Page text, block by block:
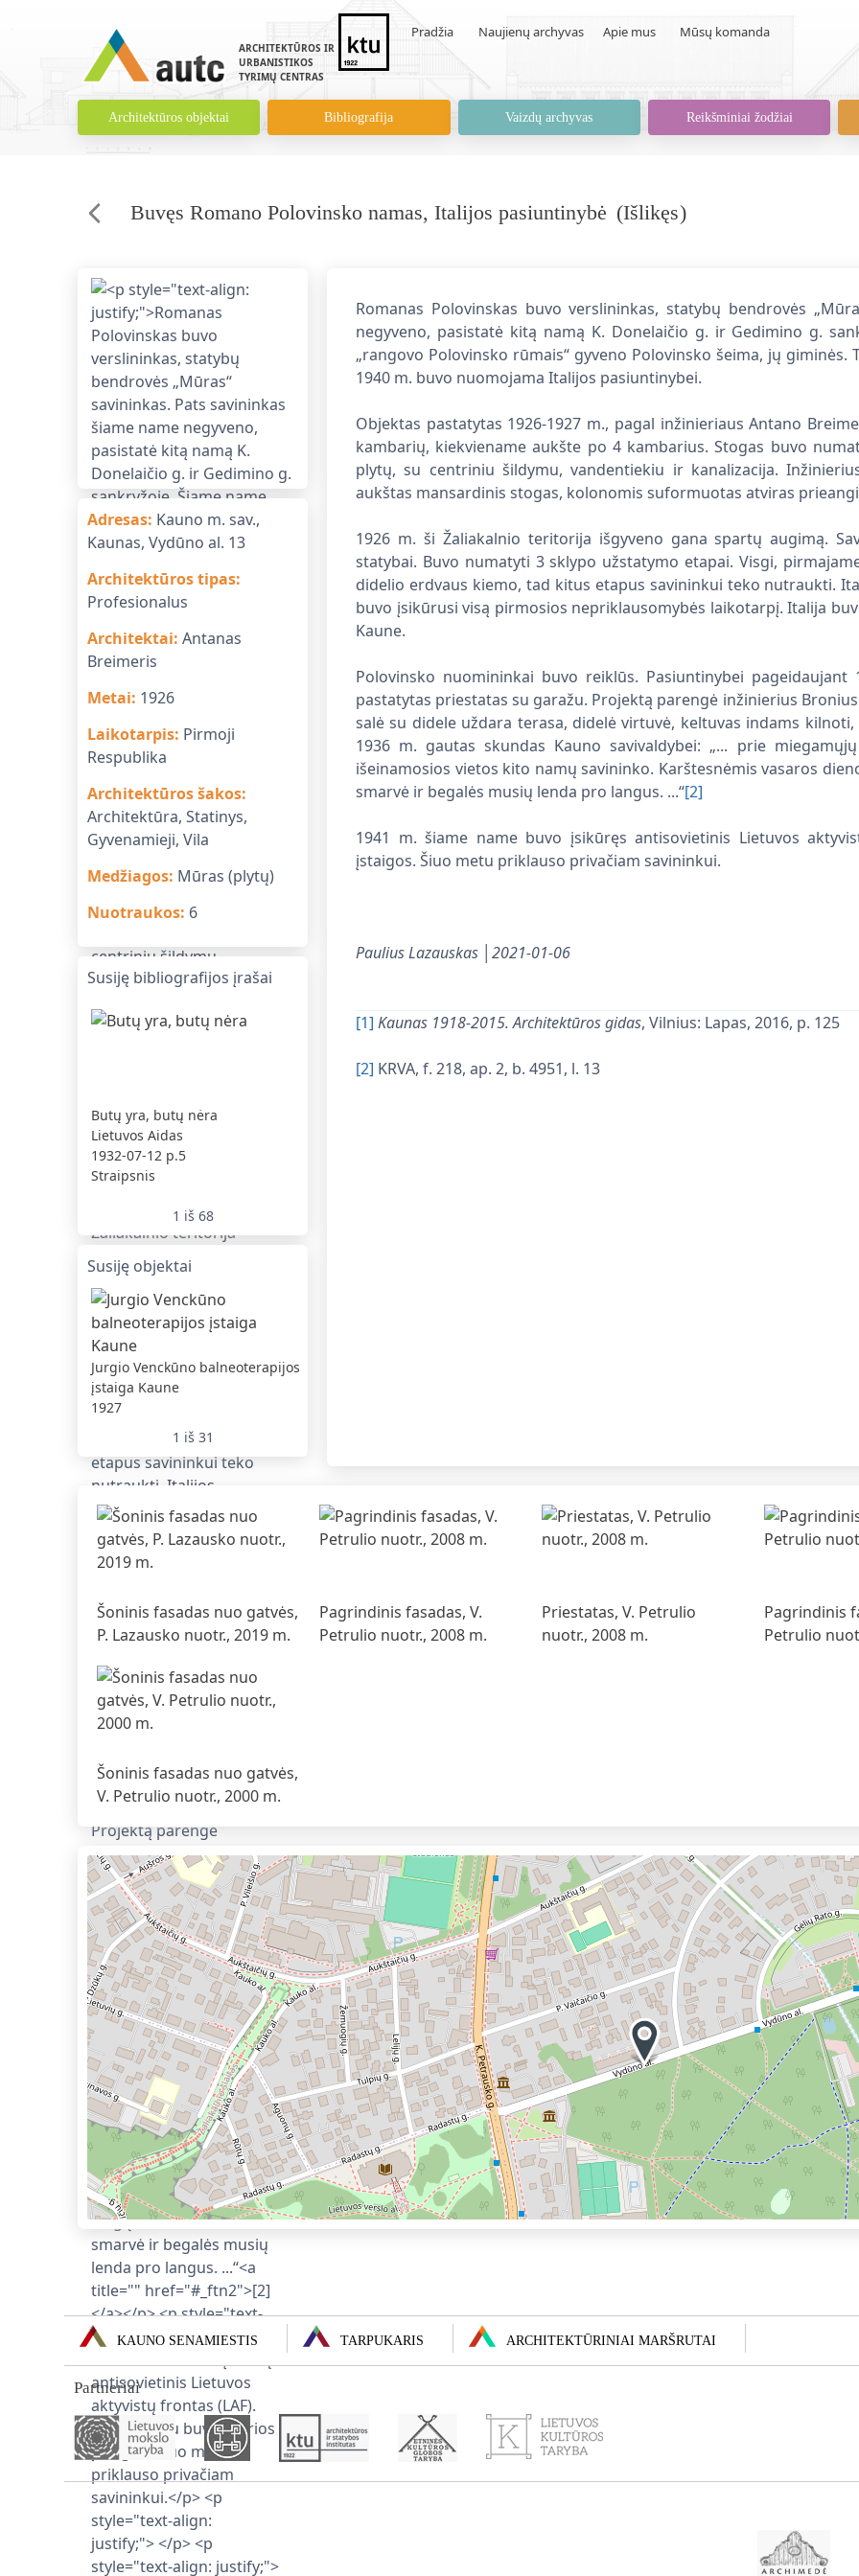
ARCHITEKTŪROS IR
URBANISTIKOS
TYRIMŲ CENTRAS
Pradžia Naujienų archyvas Apie mus Mūsų komanda
Architektūros objektai Bibliografija Vaizdų archyvas Reikšminiai žodžiai
Buvęs Romano Polovinsko namas, Italijos pasiuntinybė (Išlikęs)
Adresas: Kauno m. sav.,
Kaunas, Vydūno al. 13
Architektūros tipas:
Profesionalus
Architektai: Antanas
Breimeris
Metai: 1926
Laikotarpis: Pirmoji
Respublika
Architektūros šakos:
Architektūra, Statinys,
Gyvenamieji, Vila
Medžiagos: Mūras (plytų)
Nuotraukos: 6
Susiję bibliografijos įrašai
Butų yra, butų nėra
Lietuvos Aidas
1932-07-12 p.5
Straipsnis
1 iš 68
Susiję objektai
Jurgio Venckūno balneoterapijos
įstaiga Kaune
1927
1 iš 31
Romanas Polovinskas buvo verslininkas, statybų bendrovės
negyveno, pasistatė kitą namą K. Donelaičio g. ir Gedimino g.
„rangovo Polovinsko rūmais“ gyveno Polovinsko šeima, jų
1940 m. buvo nuomojama Italijos pasiuntinybei.
Objektas pastatytas 1926-1927 m., pagal inžinieriaus Antano
kambarių, kiekviename aukšte po 4 kambarius. Stogas buvo
plytų, su centriniu šildymu, vandentiekiu ir kanalizacija.
aukštas mansardinis stogas, kolonomis suformuotas atviras
1926 m. ši Žaliakalnio teritorija išgyveno gana spartų augimą.
statybai. Buvo numatyti 3 sklypo užstatymo etapai. Visgi,
didelio erdvaus kiemo, tad kitus etapus savininkui teko nutraukti.
buvo įsikūrusi visą pirmosios nepriklausomybės laikotarpį. Italija
Kaune.
Polovinsko nuomininkai buvo reiklūs. Pasiuntinybei
pastatytas priestatas su garažu. Projektą parengė inžinierius
salė su didele uždara terasa, didelė virtuvė, keltuvas indams
1936 m. gautas skundas Kauno savivaldybei: „... prie
išeinamosios vietos kito namų savininko. Karštesnėmis vasaros
smarvė ir begalės musių lenda pro langus. ...“[2]
1941 m. šiame name buvo įsikūręs antisovietinis Lietuvos
įstaigos. Šiuo metu priklauso privačiam savininkui.
Paulius Lazauskas │2021-01-06
[1] Kaunas 1918-2015. Architektūros gidas, Vilnius: Lapas, 2016, p. 125
[2] KRVA, f. 218, ap. 2, b. 4951, l. 13
Šoninis fasadas nuo gatvės,
P. Lazausko nuotr., 2019 m.
Pagrindinis fasadas, V.
Petrulio nuotr., 2008 m.
Priestatas, V. Petrulio
nuotr., 2008 m.
Pagrindinis
Petrulio
Šoninis fasadas nuo gatvės,
V. Petrulio nuotr., 2000 m.
KAUNO SENAMIESTIS TARPUKARIS ARCHITEKTŪRINIAI MARŠRUTAI
Partneriai